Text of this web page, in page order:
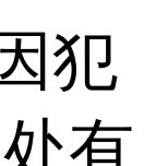
犯
有